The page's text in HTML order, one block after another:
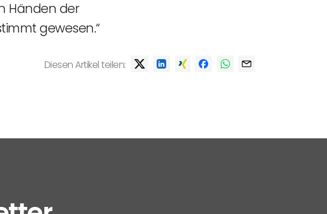
Händen der
gewesen.“
Diesen Artikel teilen: